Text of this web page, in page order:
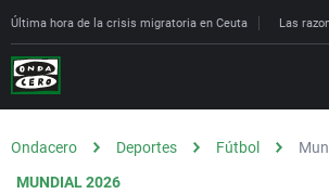
Última hora de la crisis migratoria en Ceuta Las
Ondacero Deportes Fútbol
MUNDIAL 2026